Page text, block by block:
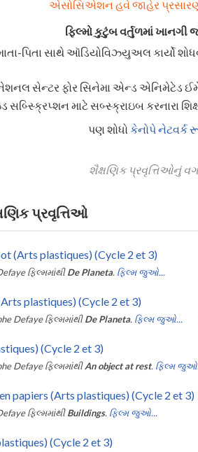
એસોસિએશન હવે જાહેર પ્રસારણ
ફિલ્મો કુટુંબ વર્તુળમાં
પિતા સાથે ઑડિયોવિઝ્યુઅલ કાર્યો
સેન્ટર ફોર સિનેમા એન્ડ એનિમેટેડ
માટે સબ્સ્ક્રાઇબ કરનારા
પણ શોધોકેનોપે નેટવર્ક
શૈક્ષણિક પ્રવૃત્તિઓનું
પ્રવૃત્તિઓ
(Arts plastiques) (Cycle 2 et 3)
ફિલ્મમાંથી De Planeta. ફિલ્મ જુઓ...
plastiques) (Cycle 2 et 3)
Defaye ફિલ્મમાંથી De Planeta. ફિલ્મ જુઓ...
(Cycle 2 et 3)
Defaye ફિલ્મમાંથી An object at rest. ફિલ્મ
papiers (Arts plastiques) (Cycle 2 et 3)
ફિલ્મમાંથી Buildings. ફિલ્મ જુઓ...
(Cycle 2 et 3)